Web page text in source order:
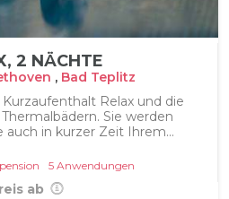
2 NÄCHTE
, Bad Teplitz
Relax und die
Sie werden
auch in kurzer Zeit Ihrem...
5 Anwendungen
ab